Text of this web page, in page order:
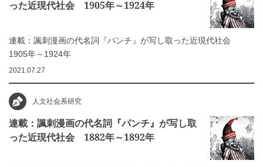
った近現代社会 1905年～1924年
連載：諷刺漫画の代名詞『パンチ』が写し取った近現代社会
1905年～1924年
2021.07.27
人文社会系研究
連載：諷刺漫画の代名詞『パンチ』が写し取
った近現代社会 1882年～1892年